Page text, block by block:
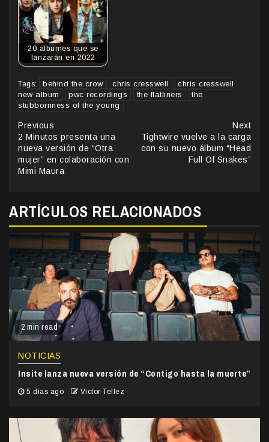
20 álbumes que se
lanzarán en 2022
Tags: behind the crow chris cresswell
chris cresswell
new album
pwc recordings the flatliners
the
stubbornness of the young
Continue
Reading
Previous
2 Minutos presenta una
nueva versión de “Otra
mujer” en colaboración con
Mimi Maura
Next
Tightwire vuelve a la carga
con su nuevo álbum “Head
Full Of Snakes”
ARTÍCULOS RELACIONADOS
2 min read
NOTICIAS
Insite lanza nueva versión de “Contigo hasta la muerte”
5 días ago Victor Tellez